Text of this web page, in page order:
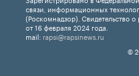
связи, информационных
(Роскомнадзор).
от 16 февраля 2024 года.
mail: rapsi@rapsinews.ru
©